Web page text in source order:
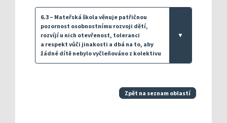
6.3 – Mateřská škola věnuje patřičnou
pozornost osobnostnímu rozvoji dětí,
rozvíjí u nich otevřenost, toleranci
a respekt vůči jinakosti a dbá na to, aby
žádné dítě nebylo vyčleňováno z kolektivu
▼
Zpět na seznam oblastí